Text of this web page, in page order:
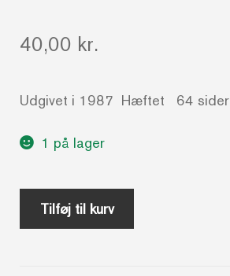
40,00 kr.
Udgivet i 1987 Hæftet 64 sider
1 på lager
Komma's
Tilføj til kurv